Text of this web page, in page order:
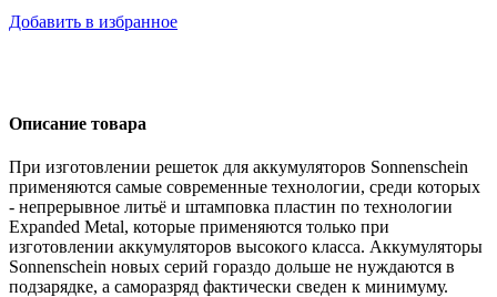
Добавить в избранное
Описание товара
При изготовлении решеток для аккумуляторов Sonnenschein
применяются самые современные технологии, среди которых
- непрерывное литьё и штамповка пластин по технологии
Expanded Metal, которые применяются только при
изготовлении аккумуляторов высокого класса. Аккумуляторы
Sonnenschein новых серий гораздо дольше не нуждаются в
подзарядке, а саморазряд фактически сведен к минимуму.